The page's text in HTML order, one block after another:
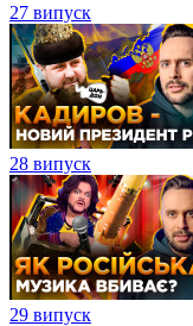
27 випуск
28 випуск
29 випуск